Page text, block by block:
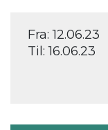
Fra:12.06.23
Til:16.06.23